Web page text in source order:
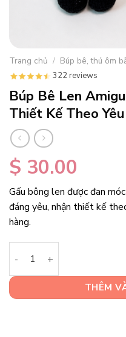
Trang chủ / Búp bê, thú ôm
322 reviews
Búp Bê Len
Thiết Kế Theo
$ 30.00
Gấu bông len được đan
đáng yêu, nhận thiết kế
hàng.
THÊM